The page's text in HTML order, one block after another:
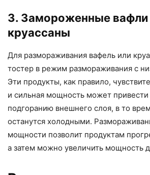
3. Замороженные вафли
круассаны
Для размораживания вафель или
тостер в режим размораживания с
Эти продукты, как правило,
и сильная мощность может
подгоранию внешнего слоя, в то
останутся холодными.
мощности позволит продуктам
а затем можно увеличить мощность